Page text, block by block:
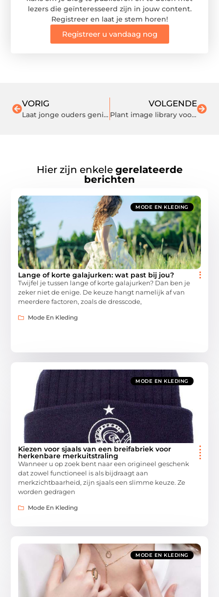
lezers die geïnteresseerd zijn in jouw content.
Registreer en laat je stem horen!
Registreer u vandaag nog
VORIG
Laat jonge ouders genieten met hun baby in het water
VOLGENDE
Plant image library voor garden retail en e-commerce
Hier zijn enkele gerelateerde
berichten
MODE EN KLEDING
Lange of korte galajurken: wat past bij jou?
Twijfel je tussen lange of korte galajurken? Dan ben je
zeker niet de enige. De keuze hangt namelijk af van
meerdere factoren, zoals de dresscode,
Mode En Kleding
MODE EN KLEDING
Kiezen voor sjaals van een breifabriek voor
herkenbare merkuitstraling
Wanneer u op zoek bent naar een origineel geschenk
dat zowel functioneel is als bijdraagt aan
merkzichtbaarheid, zijn sjaals een slimme keuze. Ze
worden gedragen
Mode En Kleding
MODE EN KLEDING